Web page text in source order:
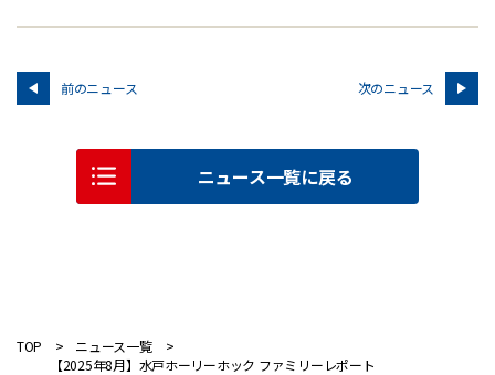
前のニュース 次のニュース
ニュース一覧に戻る
TOP
ニュース一覧
【2025年8月】水戸ホーリーホック ファミリーレポート